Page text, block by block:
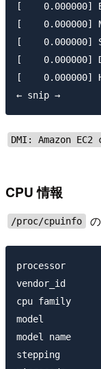
[    0.000000]
[    0.000000]
[    0.000000]
[    0.000000]
[    0.000000]
DMI: Amazon
CPU 情報
/proc/cpuinfo
processor
vendor_id
cpu family
model
model name
stepping